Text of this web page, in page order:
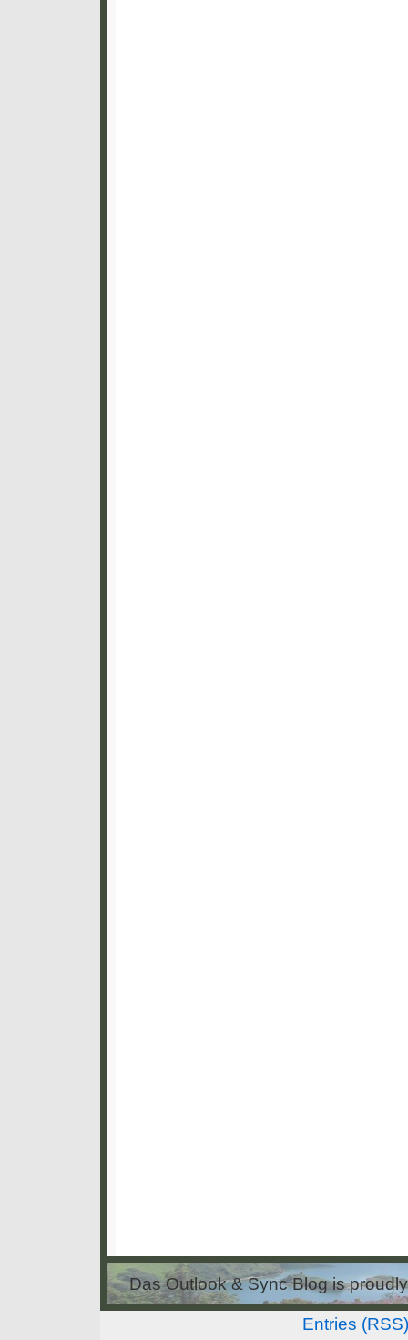
Das Outlook & Sync Blog is
Entries (RSS)